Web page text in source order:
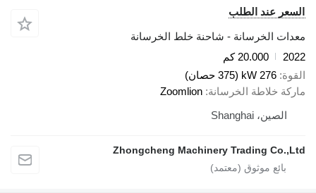
عند الطلب
الخرسانة - شاحنة خلط الخرسانة
20.000 كم
276 kW (375 حصان)
خلاطة الخرسانة Zoomlion
الصين، Shanghai
Zhongcheng Machinery Trading